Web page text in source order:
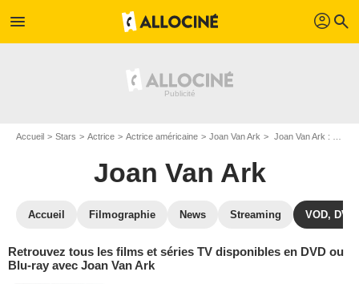
menu profil search
Accueil Stars Actrice Actrice américaine Joan Van Ark Joan Van Ark : ses Blu-Ray, DVD, VOD, SVOD
Joan Van Ark
Accueil Filmographie News Streaming VOD, DVD
Retrouvez tous les films et séries TV disponibles en DVD ou
Blu-ray avec Joan Van Ark